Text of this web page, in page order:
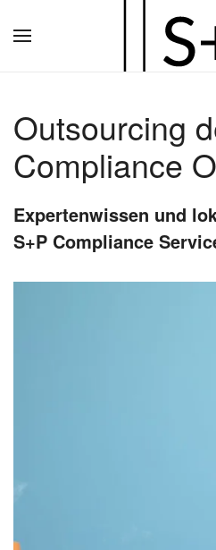
Hauptinhalt
Outsourcing
Compliance
Expertenwissen und
S+P Compliance